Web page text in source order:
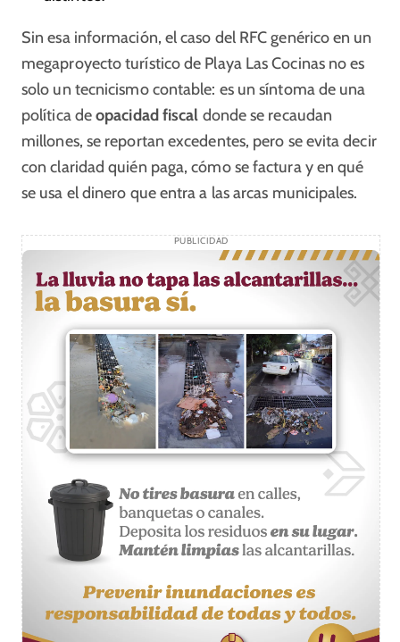
Sin esa información, el caso del RFC genérico en un
megaproyecto turístico de Playa Las Cocinas no es
solo un tecnicismo contable: es un síntoma de una
política deopacidad fiscal donde se recaudan
millones, se reportan excedentes, pero se evita decir
con claridad quién paga, cómo se factura y en qué
se usa el dinero que entra a las arcas municipales.
PUBLICIDAD